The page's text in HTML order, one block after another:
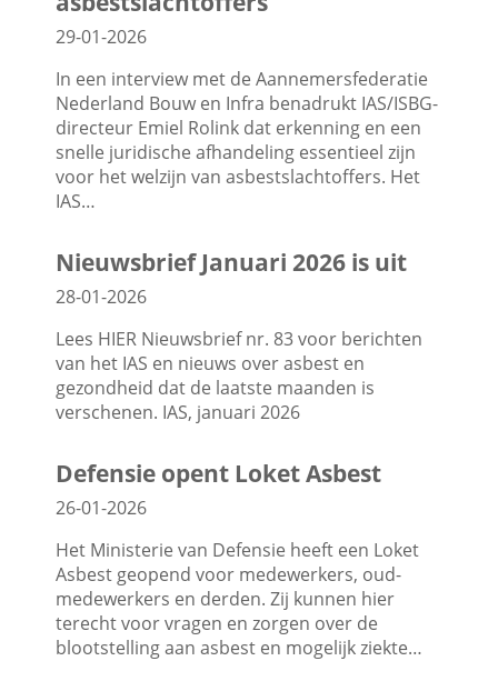
29-01-2026
In een interview met de Aannemersfederatie
Nederland Bouw en Infra benadrukt IAS/ISBG-
directeur Emiel Rolink dat erkenning en een
snelle juridische afhandeling essentieel zijn
voor het welzijn van asbestslachtoffers. Het
IAS…
Nieuwsbrief Januari 2026 is uit
28-01-2026
Lees HIER Nieuwsbrief nr. 83 voor berichten
van het IAS en nieuws over asbest en
gezondheid dat de laatste maanden is
verschenen. IAS, januari 2026
Defensie opent Loket Asbest
26-01-2026
Het Ministerie van Defensie heeft een Loket
Asbest geopend voor medewerkers, oud-
medewerkers en derden. Zij kunnen hier
terecht voor vragen en zorgen over de
blootstelling aan asbest en mogelijk ziekte…